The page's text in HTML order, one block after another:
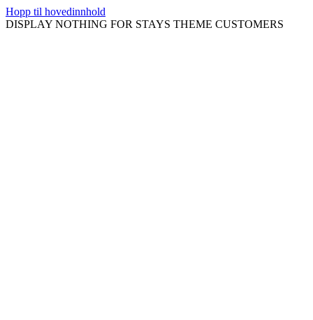
Hopp til hovedinnhold
DISPLAY NOTHING FOR STAYS THEME CUSTOMERS